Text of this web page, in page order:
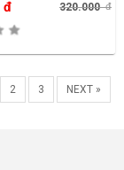
đ 320.000đ
2 3 NEXT »